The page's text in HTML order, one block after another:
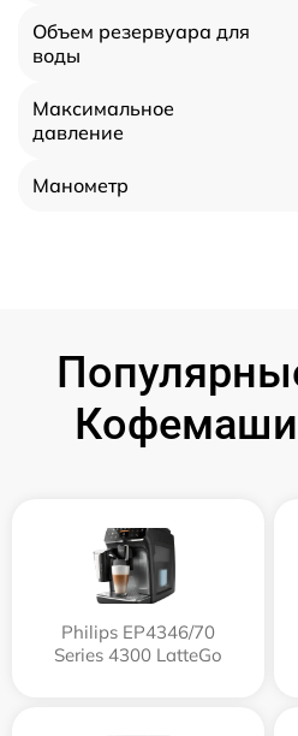
Объем резервуара для
воды
Максимальное
давление
Манометр
Philips EP4346/70
Series 4300 LatteGo